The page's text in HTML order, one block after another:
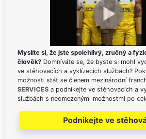
Myslíte si, že jste spolehlivý, zručný a
člověk? Domníváte se, že byste si mohl
ve stěhovacích a vyklízecích službách?
možnosti stát se členem mezinárodní
SERVICES a podnikejte ve stěhovacích a
službách s neomezenými možnostmi po
Podnikejte ve